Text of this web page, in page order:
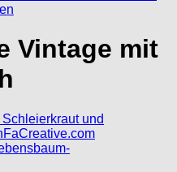
Vintage mit